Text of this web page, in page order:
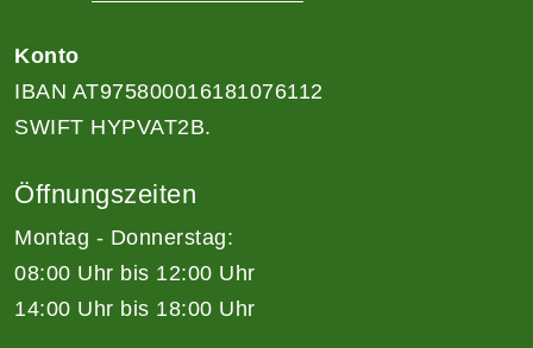
Konto
IBAN AT975800016181076112
SWIFT HYPVAT2B.
Öffnungszeiten
Montag - Donnerstag:
08:00 Uhr bis 12:00 Uhr
14:00 Uhr bis 18:00 Uhr